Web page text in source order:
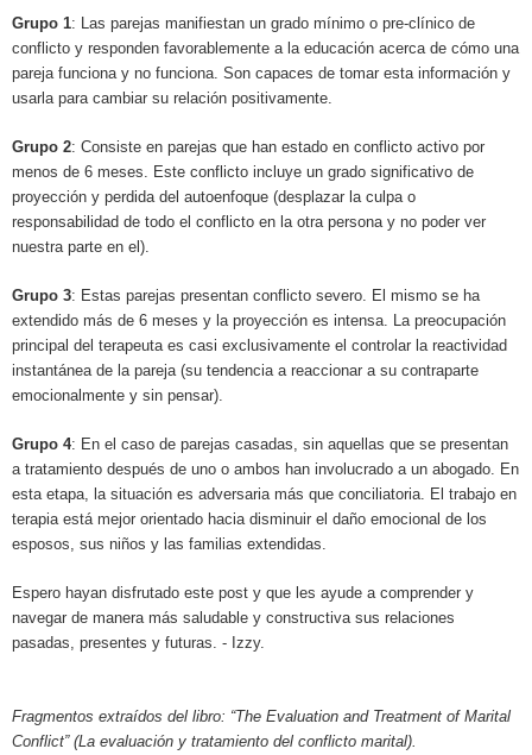
Grupo 1: Las parejas manifiestan un grado mínimo o pre-clínico de
conflicto y responden favorablemente a la educación acerca de cómo una
pareja funciona y no funciona. Son capaces de tomar esta información y
usarla para cambiar su relación positivamente.
Grupo 2: Consiste en parejas que han estado en conflicto activo por
menos de 6 meses. Este conflicto incluye un grado significativo de
proyección y perdida del autoenfoque (desplazar la culpa o
responsabilidad de todo el conflicto en la otra persona y no poder ver
nuestra parte en el).
Grupo 3: Estas parejas presentan conflicto severo. El mismo se ha
extendido más de 6 meses y la proyección es intensa. La preocupación
principal del terapeuta es casi exclusivamente el controlar la reactividad
instantánea de la pareja (su tendencia a reaccionar a su contraparte
emocionalmente y sin pensar).
Grupo 4: En el caso de parejas casadas, sin aquellas que se presentan
a tratamiento después de uno o ambos han involucrado a un abogado. En
esta etapa, la situación es adversaria más que conciliatoria. El trabajo en
terapia está mejor orientado hacia disminuir el daño emocional de los
esposos, sus niños y las familias extendidas.
Espero hayan disfrutado este post y que les ayude a comprender y
navegar de manera más saludable y constructiva sus relaciones
pasadas, presentes y futuras. - Izzy.
Fragmentos extraídos del libro: “The Evaluation and Treatment of Marital
Conflict” (La evaluación y tratamiento del conflicto marital).